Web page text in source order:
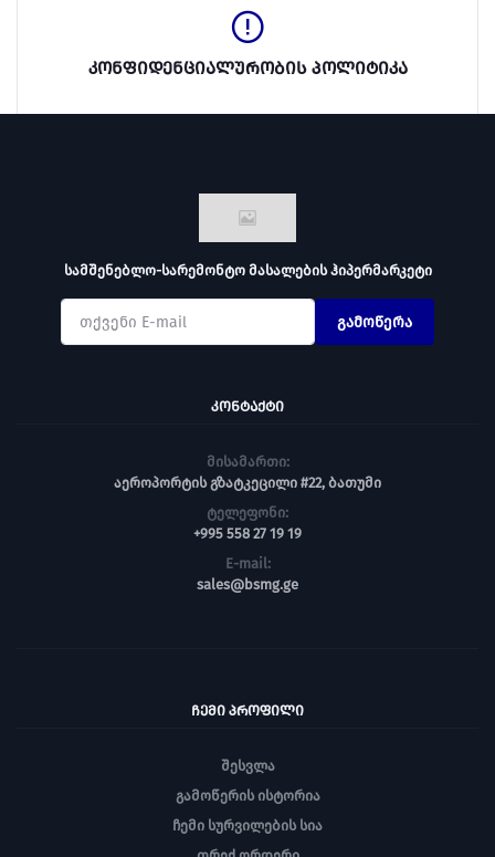
კონფიდენციალურობის პოლიტიკა
სამშენებლო-სარემონტო მასალების ჰიპერმარკეტი
გამოწერა
ᲙᲝᲜᲢᲐᲥᲢᲘ
მისამართი:
აეროპორტის გზატკეცილი #22, ბათუმი
ტელეფონი:
+995 558 27 19 19
E-mail:
sales@bsmg.ge
ᲩᲔᲛᲘ ᲞᲠᲝᲤᲘᲚᲘ
შესვლა
გამოწერის ისტორია
ჩემი სურვილების სია